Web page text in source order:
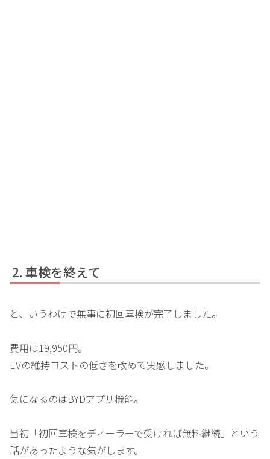
車検を終えて
と、いうわけで無事に初回車検が完了しました。
費用は19,950円。
EVの維持コストの低さを改めて実感しました。
気になるのはBYDアプリ機能。
当初「初回車検をディーラーで受ければ無料継続」という
話があったような気がします。